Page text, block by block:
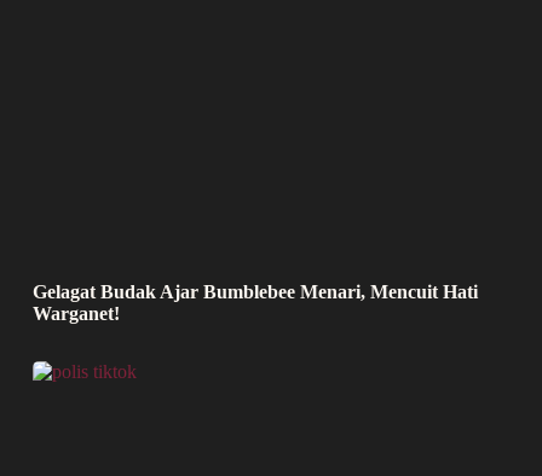
Gelagat Budak Ajar Bumblebee Menari, Mencuit Hati
Warganet!